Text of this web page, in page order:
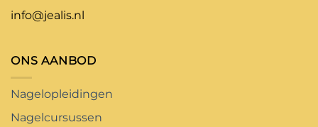
info@jealis.nl
ONS AANBOD
Nagelopleidingen
Nagelcursussen